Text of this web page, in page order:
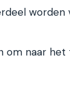
worden
om naar